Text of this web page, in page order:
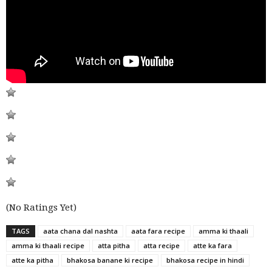
(No Ratings Yet)
TAGS aata chana dal nashta aata fara recipe
amma ki thaali
amma ki thaali recipe
atta pitha atta recipe
atte ka fara
atte ka pitha
bhakosa banane ki recipe bhakosa recipe in hindi